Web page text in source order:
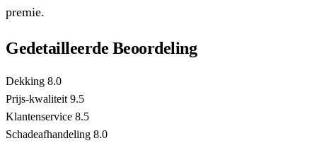
premie.
Gedetailleerde Beoordeling
Dekking 8.0
Prijs-kwaliteit 9.5
Klantenservice 8.5
Schadeafhandeling 8.0